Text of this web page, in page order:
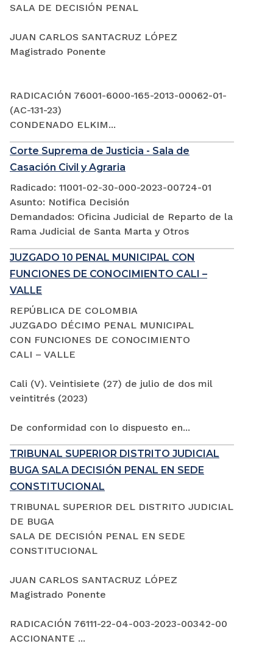
SALA DE DECISIÓN PENAL
JUAN CARLOS SANTACRUZ LÓPEZ
Magistrado Ponente
RADICACIÓN 76001-6000-165-2013-00062-01-
(AC-131-23)
CONDENADO ELKIM...
Corte Suprema de Justicia - Sala de
Casación Civil y Agraria
Radicado: 11001-02-30-000-2023-00724-01
Asunto: Notifica Decisión
Demandados: Oficina Judicial de Reparto de la
Rama Judicial de Santa Marta y Otros
JUZGADO 10 PENAL MUNICIPAL CON
FUNCIONES DE CONOCIMIENTO CALI –
VALLE
REPÚBLICA DE COLOMBIA
JUZGADO DÉCIMO PENAL MUNICIPAL
CON FUNCIONES DE CONOCIMIENTO
CALI – VALLE
Cali (V). Veintisiete (27) de julio de dos mil
veintitrés (2023)
De conformidad con lo dispuesto en...
TRIBUNAL SUPERIOR DISTRITO JUDICIAL
BUGA SALA DECISIÓN PENAL EN SEDE
CONSTITUCIONAL
TRIBUNAL SUPERIOR DEL DISTRITO JUDICIAL
DE BUGA
SALA DE DECISIÓN PENAL EN SEDE
CONSTITUCIONAL
JUAN CARLOS SANTACRUZ LÓPEZ
Magistrado Ponente
RADICACIÓN 76111-22-04-003-2023-00342-00
ACCIONANTE ...